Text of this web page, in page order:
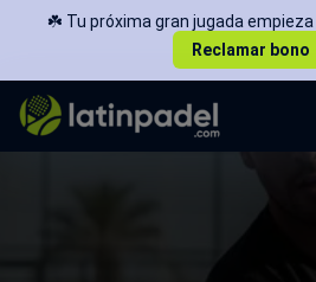
☘️ Tu próxima gran jugada empieza
Reclamar bono